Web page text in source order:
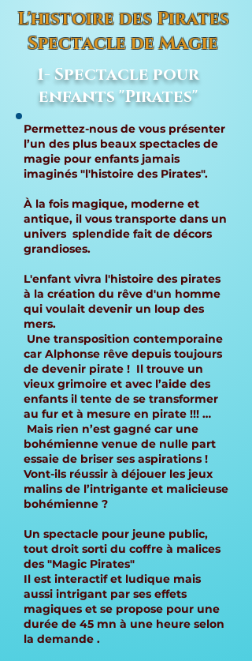
L'histoire des Pirates
Spectacle de Magie
1- Spectacle pour
enfants "Pirates"
Permettez-nous de vous présenter
l’un des plus beaux spectacles de
magie pour enfants jamais
imaginés "l'histoire des Pirates".
À la fois magique, moderne et
antique, il vous transporte dans un
univers splendide fait de décors
grandioses.
L'enfant vivra l'histoire des pirates
à la création du rêve d'un homme
qui voulait devenir un loup des
mers.
Une transposition contemporaine
car Alphonse rêve depuis toujours
de devenir pirate ! Il trouve un
vieux grimoire et avec l’aide des
enfants il tente de se transformer
au fur et à mesure en pirate !!! …
Mais rien n’est gagné car une
bohémienne venue de nulle part
essaie de briser ses aspirations !
Vont-ils réussir à déjouer les jeux
malins de l’intrigante et malicieuse
bohémienne ?
Un spectacle pour jeune public,
tout droit sorti du coffre à malices
des "Magic Pirates"
Il est interactif et ludique mais
aussi intrigant par ses effets
magiques et se propose pour une
durée de 45 mn à une heure selon
la demande .